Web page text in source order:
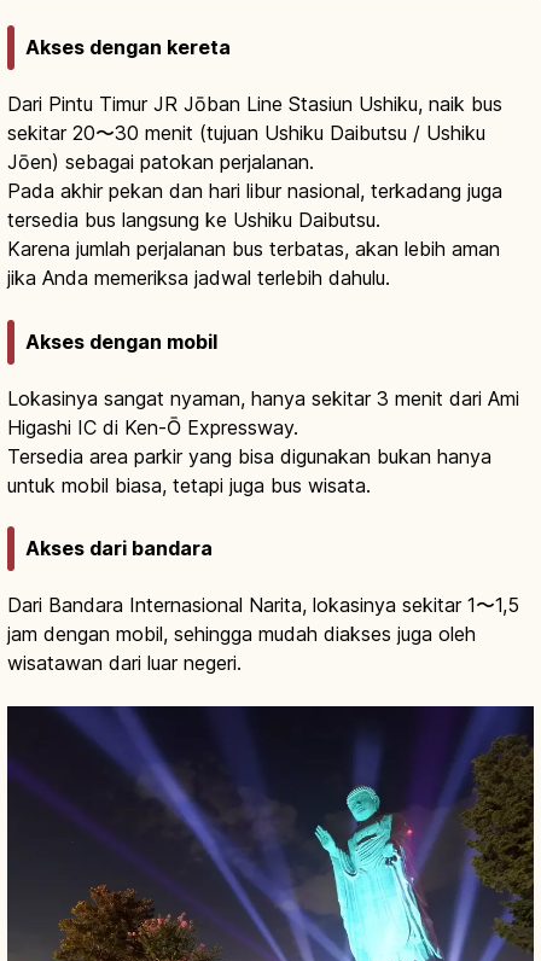
Akses dengan kereta
Dari Pintu Timur JR Jōban Line Stasiun Ushiku, naik bus
sekitar 20〜30 menit (tujuan Ushiku Daibutsu / Ushiku
Jōen) sebagai patokan perjalanan.
Pada akhir pekan dan hari libur nasional, terkadang juga
tersedia bus langsung ke Ushiku Daibutsu.
Karena jumlah perjalanan bus terbatas, akan lebih aman
jika Anda memeriksa jadwal terlebih dahulu.
Akses dengan mobil
Lokasinya sangat nyaman, hanya sekitar 3 menit dari Ami
Higashi IC di Ken-Ō Expressway.
Tersedia area parkir yang bisa digunakan bukan hanya
untuk mobil biasa, tetapi juga bus wisata.
Akses dari bandara
Dari Bandara Internasional Narita, lokasinya sekitar 1〜1,5
jam dengan mobil, sehingga mudah diakses juga oleh
wisatawan dari luar negeri.